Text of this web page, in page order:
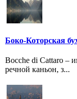
Боко-Которская
Bocche di Cattaro –
речной каньон, з...